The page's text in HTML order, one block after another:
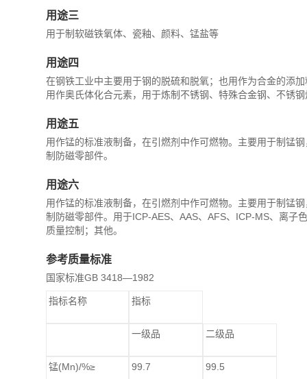
用途三
用于制软磁铁氧体、瓷釉、颜料、锰盐等
用途四
在钢铁工业中主要用于钢的脱硫和脱氧；也用作为合金的添
用作奥氏体化合元素，用于炼制不锈钢、特殊合金钢、不锈
用途五
用作锰的标准液制备，在引燃剂中作可燃物。主要用于制锰
制防磁零部件。
用途六
用作锰的标准液制备，在引燃剂中作可燃物。主要用于制锰
制防磁零部件。用于ICP-AES、AAS、AFS、ICP-MS、离子
质量控制；其他。
参考质量标准
国家标准GB 3418—1982
指标名称 指标
一级品 二级品
锰(Mn)/%≥ 99.7 99.5